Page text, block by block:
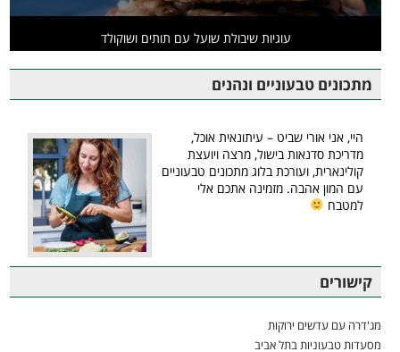
עוגיות שיבולת שועל עם תותים ושוקולד
מתכונים טבעוניים ונהנים
היי, אני אורי שביט – עיתונאית אוכל,
מדריכת סדנאות בישול, מרצה ויועצת
קולינארית, ועורכת בלוג מתכונים טבעוניים
עם המון אהבה. מזמינה אתכם אלי
למטבח
קישורים
מג'דרה עם עדשים ירוקות
מסעדות טבעוניות בתל אביב